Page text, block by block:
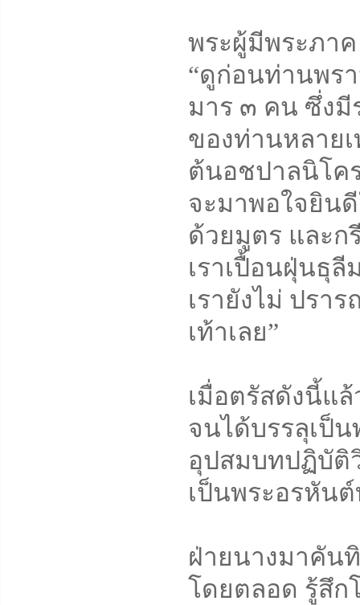
พระผู้มีพระภา
“ดูก่อนท่านพร
มาร ๓ คน ซึ่งมี
ของท่านหลาย
ต้นอชปาลนิโค
จะมาพอใจยิน
ด้วยมูตร และก
เราเปื้อนฝุ่นธุลี
เรายังไม่ ปรา
เท้าเลย”
เมื่อตรัสดังนี้แ
จนได้บรรลุเป็
อุปสมบทปฏิบัติ
เป็นพระอรหัน
ฝ่ายนางมาคัน
โดยตลอด รู้สึ